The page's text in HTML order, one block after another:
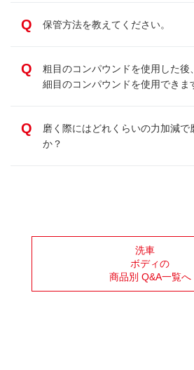
Q 保管方法を教えてください。
Q
粗目のコンパウンドを使用した後
細目のコンパウンドを使用できま
Q
磨く際にはどれくらいの力加減で
か？
洗車
ボディの
商品別 Q&A一覧へ